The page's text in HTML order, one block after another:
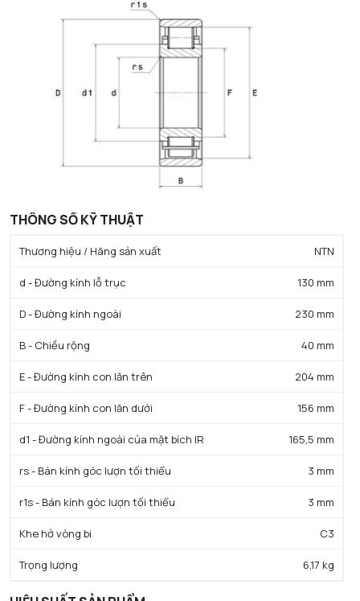
THÔNG SỐ KỸ THUẬT
Thương hiệu / Hãng sản xuất NTN
d - Đường kính lỗ trục 130 mm
D - Đường kính ngoài 230 mm
B - Chiều rộng 40 mm
E - Đường kính con lăn trên 204 mm
F - Đường kính con lăn dưới 156 mm
d1 - Đường kính ngoài của mặt bích IR 165,5 mm
rs - Bán kính góc lượn tối thiểu 3 mm
r1s - Bán kính góc lượn tối thiểu 3 mm
Khe hở vòng bi C3
Trọng lượng 6,17 kg